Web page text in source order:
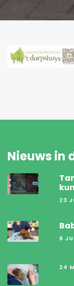
Nieuws in
23
6
24